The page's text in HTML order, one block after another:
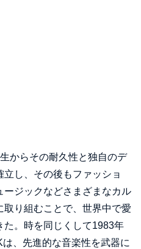
からその耐久性と独⾃のデ
し、その後もファッショ
ージックなどさまざまなカル
り組むことで、世界中で愛
た。時を同じくして1983年
、先進的な⾳楽性を武器に